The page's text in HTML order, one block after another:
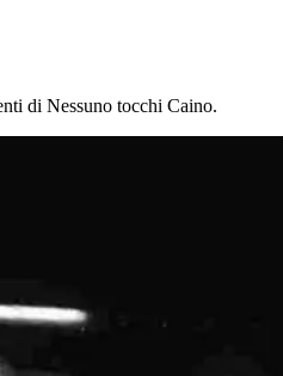
di Nessuno tocchi Caino.